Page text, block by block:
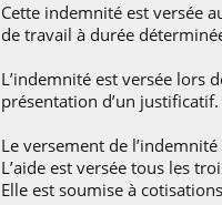
Cette indemnité est versée
de travail à durée
L’indemnité est versée lors
présentation d’un justificatif.
Le versement de
L’aide est versée tous les
Elle est soumise à